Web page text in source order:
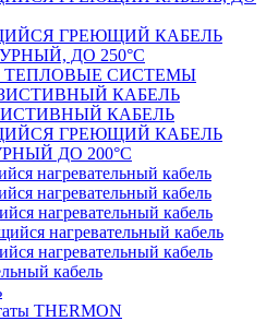
ГРЕЮЩИЙ КАБЕЛЬ
ДО 250°С
СИСТЕМЫ
КАБЕЛЬ
КАБЕЛЬ
ГРЕЮЩИЙ КАБЕЛЬ
ДО 200°С
нагревательный кабель
нагревательный кабель
нагревательный кабель
нагревательный кабель
нагревательный кабель
кабель
THERMON